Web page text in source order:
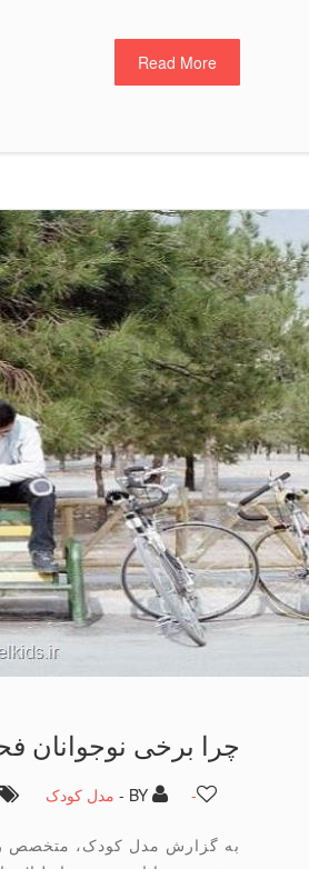
Read More
چرا برخی نوجوانان
BY - مدل کودک -
به گزارش مدل کودک، متخصص